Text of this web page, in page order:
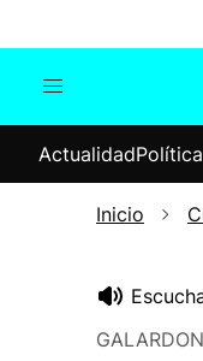
Internacional
ActualidadPolítica
Inicio